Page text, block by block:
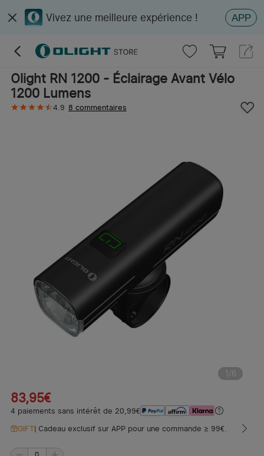
Vivez une meilleure expérience ! APP
Olight RN 1200 - Éclairage Avant Vélo
1200 Lumens
4.9 8 commentaires
1/6
83,95€
4 paiements sans intérêt de 20,99€
GIFT| Cadeau exclusif sur APP pour une commande ≥ 99€.